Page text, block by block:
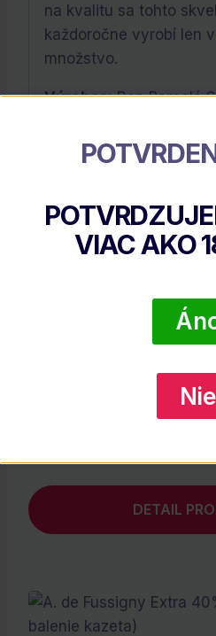
na kvalitu sa tohto
každoročne vyrobí len
množstvo.
Výrobca:Ron Barceló
No.3 London Dry Gin 46%
DETAIL
VIAC AKO
Nie